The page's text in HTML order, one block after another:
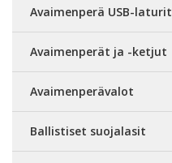
Avaimenperä USB-laturit
Avaimenperät ja -ketjut
Avaimenperävalot
Ballistiset suojalasit